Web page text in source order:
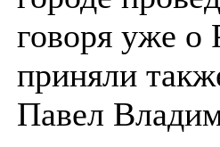
говоря уже о
приняли
Павел